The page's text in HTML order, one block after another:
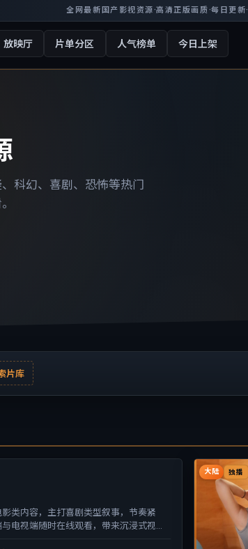
全网最新国产影视资源·高清正版画质·每日更新·
放映厅 片单分区 人气榜单 今日上架
科幻、喜剧、恐怖等热门
片库
影类内容，主打喜剧类型叙事，节奏紧
电视端随时在线观看，带来沉浸式视听
大陆 独播